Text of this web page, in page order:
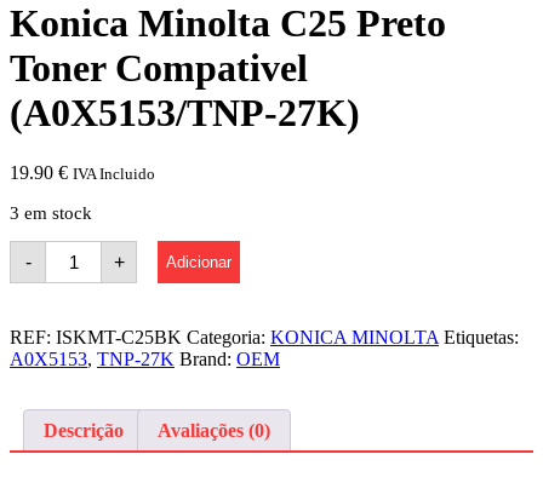
Konica Minolta C25 Preto
Toner Compativel
(A0X5153/TNP-27K)
19.90 € IVA Incluido
3 em stock
-
Quantidade
Konica
C25
Preto
Toner
(A0X5153/TNP-
27K)
+ Adicionar
REF: ISKMT-C25BK Categoria: KONICA MINOLTA Etiquetas:
A0X5153, TNP-27K Brand: OEM
Descrição Avaliações (0)